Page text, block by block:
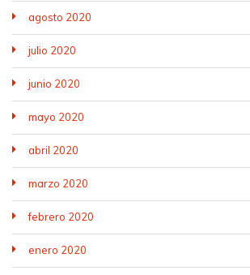
agosto 2020
julio 2020
junio 2020
mayo 2020
abril 2020
marzo 2020
febrero 2020
enero 2020